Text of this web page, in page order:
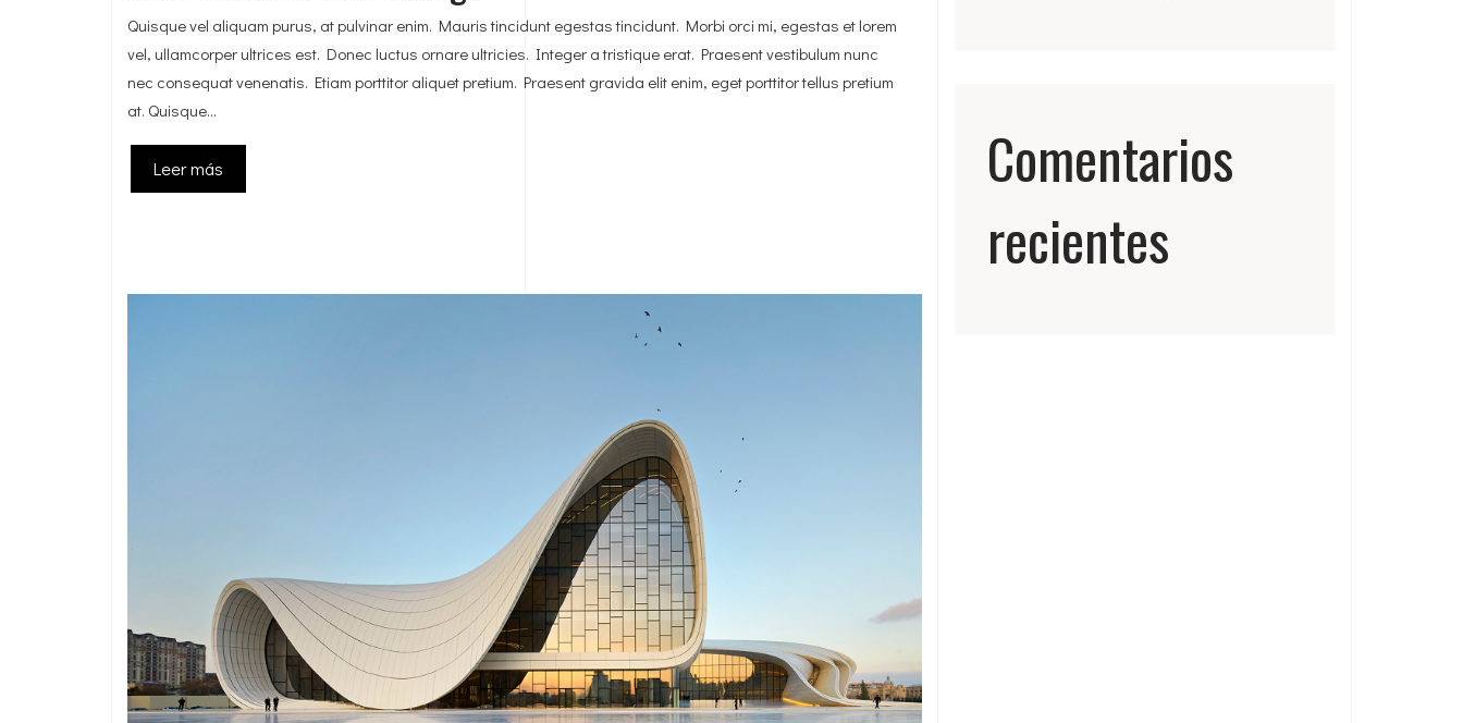
Quisque vel aliquam purus, at pulvinar enim. Mauris tincidunt egestas tincidunt. Morbi orci mi, egestas et lorem
vel, ullamcorper ultrices est. Donec luctus ornare ultricies. Integer a tristique erat. Praesent vestibulum nunc
nec consequat venenatis. Etiam porttitor aliquet pretium. Praesent gravida elit enim, eget porttitor tellus pretium
at. Quisque...
Leer más
Comentarios
recientes